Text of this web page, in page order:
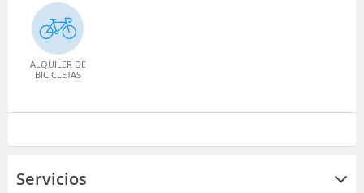
ALQUILER DE
BICICLETAS
Servicios